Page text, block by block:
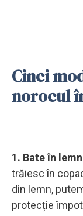
Cinci
norocul
1. Bate în
trăiesc în
din lemn,
protecție